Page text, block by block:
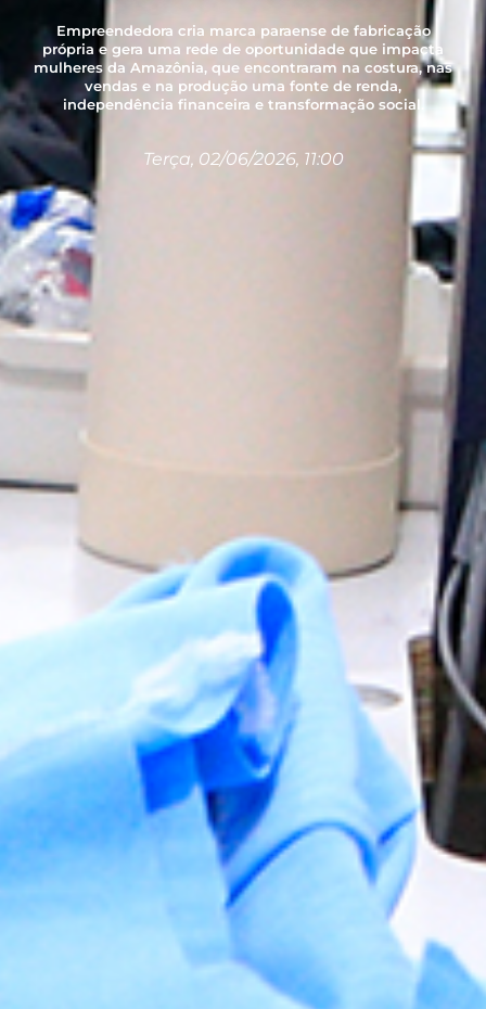
Empreendedora cria marca paraense de fabricação
própria e gera uma rede de oportunidade que impacta
mulheres da Amazônia, que encontraram na costura, nas
vendas e na produção uma fonte de renda,
independência financeira e transformação social.
Terça, 02/06/2026, 11:00